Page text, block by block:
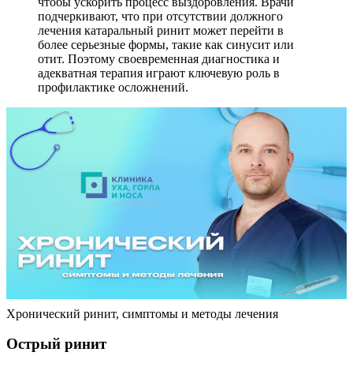
подчеркивают, что при отсутствии должного
лечения катаральный ринит может перейти в
более серьезные формы, такие как синусит или
отит. Поэтому своевременная диагностика и
адекватная терапия играют ключевую роль в
профилактике осложнений.
Хронический ринит, симптомы и методы лечения
Острый ринит